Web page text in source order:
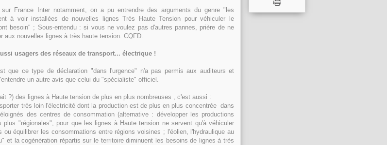
sur France Inter notamment, on a pu entrendre des arguments du genre "les
à voir installées de nouvelles lignes Très Haute Tension pour véhiculer le
besoin" ; Sous-entendu : si vous ne voulez pas d'autres pannes, prière de ne
aux nouvelles lignes à très haute tension. CQFD.
usagers des réseaux de transport... électrique !
que ce type de déclaration "dans l'urgence" n'a pas permis aux auditeurs et
un autre avis que celui du "spécialiste" officiel.
?) des lignes à Haute tension de plus en plus nombreuses , c'est aussi :
très loin l'électricité dont la production est de plus en plus concentrée dans
des centres de consommation (alternative : développer les productions
plus "régionales", pour que les lignes à Haute tension ne servent qu'à véhiculer
ou équilibrer les consommations entre régions voisines ; l'éolien, l'hydraulique au
et la cogénération répartis sur le territoire diminuent les besoins de lignes à très